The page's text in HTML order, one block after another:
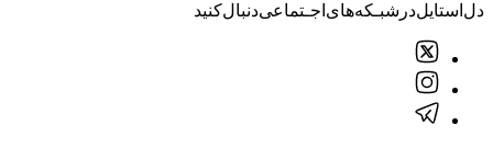
دل‌استایل‌در‌‌شبـکه‌های‌اجـتماعی‌دنبال‌کنید